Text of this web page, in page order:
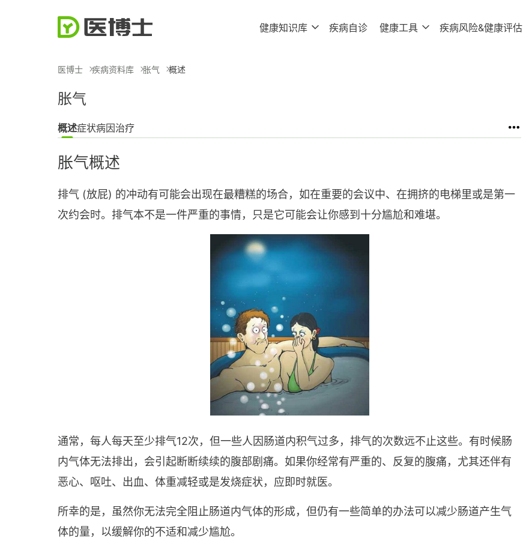
健康知识库 疾病自诊 健康工具 疾病风险&健康评估
医博士 疾病资料库 胀气 概述
胀气
概述症状病因治疗
胀气概述
排气 (放屁) 的冲动有可能会出现在最糟糕的场合，如在重要的会议中、在拥挤的电梯里或是第一
次约会时。排气本不是一件严重的事情，只是它可能会让你感到十分尴尬和难堪。
通常，每人每天至少排气12次，但一些人因肠道内积气过多，排气的次数远不止这些。有时候肠
内气体无法排出，会引起断断续续的腹部剧痛。如果你经常有严重的、反复的腹痛，尤其还伴有
恶心、呕吐、出血、体重减轻或是发烧症状，应即时就医。
所幸的是，虽然你无法完全阻止肠道内气体的形成，但仍有一些简单的办法可以减少肠道产生气
体的量，以缓解你的不适和减少尴尬。